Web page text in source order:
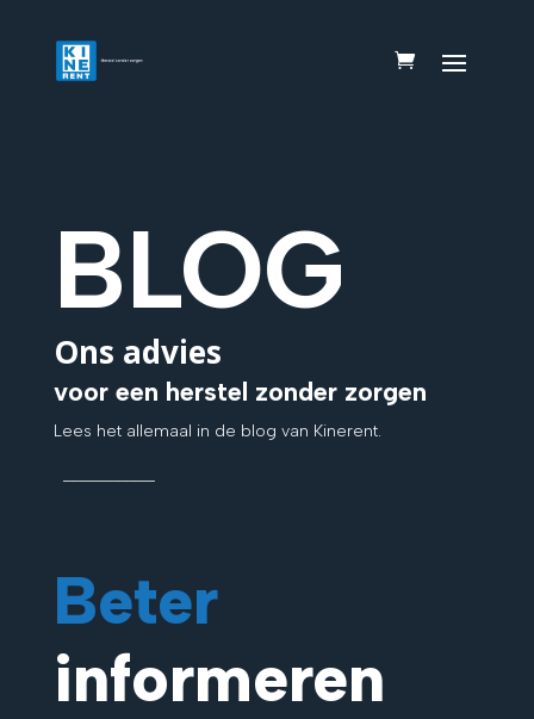
BLOG
Ons advies
voor een herstel zonder zorgen
Lees het allemaal in de blog van Kinerent.
Beter
informeren